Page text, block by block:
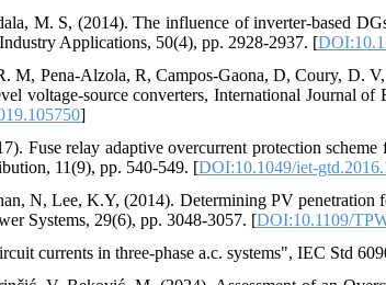
M. S, (2014). The influence of inverter-based
Applications, 50(4), pp. 2928-2937. [
M, Pena-Alzola, R, Campos-Gaona, D, Coury, D.
voltage-source converters, International Journal
]
Fuse relay adaptive overcurrent protection
11(9), pp. 540-549. [DOI:10.1049/iet-
N, Lee, K.Y, (2014). Determining PV penetration
Systems, 29(6), pp. 3048-3057. [DOI:10.1109/
currents in three-phase a.c. systems", IEC Std